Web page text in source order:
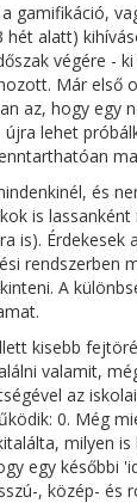
gamifikáció,
hét alatt)
végére -
Már első
az, hogy egy
lehet
és
is
is).
rendszerben
A
kisebb
valamit,
az
0. Még
milyen
egy későbbi
, közép- és